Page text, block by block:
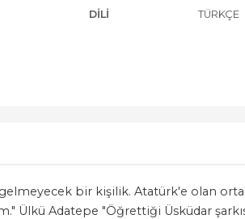
DILI
TÜRKÇE
bir kişilik. Atatürk'e olan
Ülkü Adatepe "Öğrettiği Üsküdar